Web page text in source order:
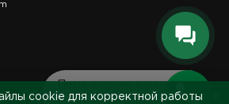
Перезвоним вам
за 5 минут
ОГРНИП 325784700361023. Все
cookie для корректной работы